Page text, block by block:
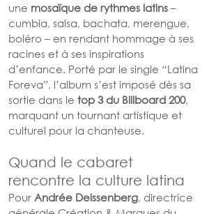
une mosaïque de rythmes latins –
cumbia, salsa, bachata, merengue,
boléro – en rendant hommage à ses
racines et à ses inspirations
d’enfance. Porté par le single “Latina
Foreva”, l’album s’est imposé dès sa
sortie dans le top 3 du Billboard 200,
marquant un tournant artistique et
culturel pour la chanteuse.
Quand le cabaret
rencontre la culture latina
Pour Andrée Deissenberg, directrice